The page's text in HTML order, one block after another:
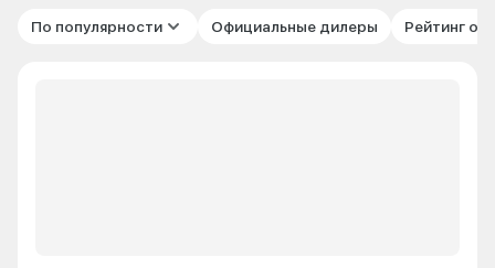
По популярности Официальные дилеры Рейтинг